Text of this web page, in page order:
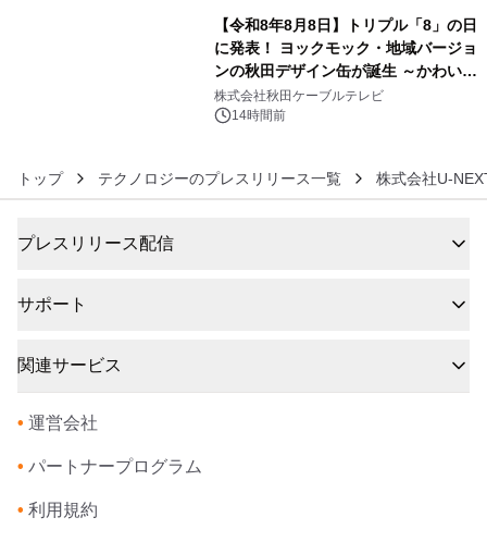
【令和8年8月8日】トリプル「8」の日
に発表！ ヨックモック・地域バージョ
ンの秋田デザイン缶が誕生 ～かわいい
秋田犬の子犬と秋田の四季と名所を巡
るパッケージ～ 9月1日(火)秋田県内で
株式会社秋田ケーブルテレビ
14時間前
トップ テクノロジーのプレスリリース一覧 株式会社U-
プレスリリース配信
サポート
関連サービス
• 運営会社
• パートナープログラム
• 利用規約